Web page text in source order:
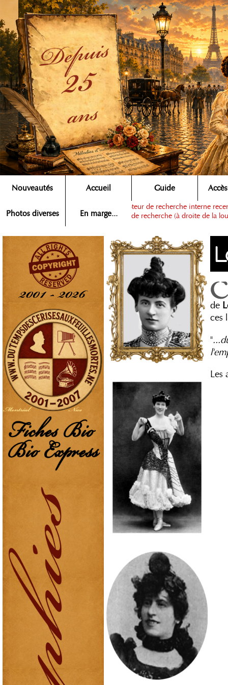
Nouveautés Accueil Guide
Photos diverses En marge...
Rechercher ▶
ce moteur de recherche interne
dans la zone de recherche (à droite de la
de
ces
"
Les